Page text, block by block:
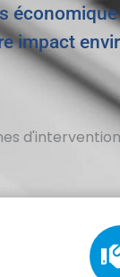
impact
d'intervention